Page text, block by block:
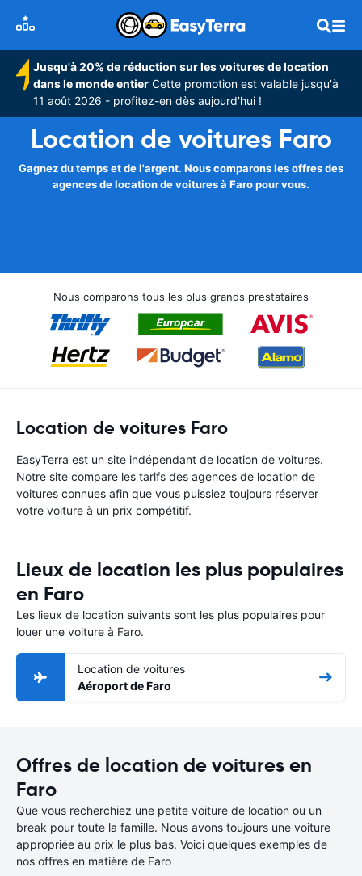
Jusqu'à 20% de réduction sur les voitures de location
dans le monde entier Cette promotion est valable jusqu'à
11 août 2026 - profitez-en dès aujourd'hui !
Location de voitures Faro
Gagnez du temps et de l'argent. Nous comparons les offres des
agences de location de voitures à Faro pour vous.
Nous comparons tous les plus grands prestataires
Location de voitures Faro
EasyTerra est un site indépendant de location de voitures.
Notre site compare les tarifs des agences de location de
voitures connues afin que vous puissiez toujours réserver
votre voiture à un prix compétitif.
Lieux de location les plus populaires
en Faro
Les lieux de location suivants sont les plus populaires pour
louer une voiture à Faro.
Location de voitures
Aéroport de Faro
Offres de location de voitures en
Faro
Que vous recherchiez une petite voiture de location ou un
break pour toute la famille. Nous avons toujours une voiture
appropriée au prix le plus bas. Voici quelques exemples de
nos offres en matière de Faro